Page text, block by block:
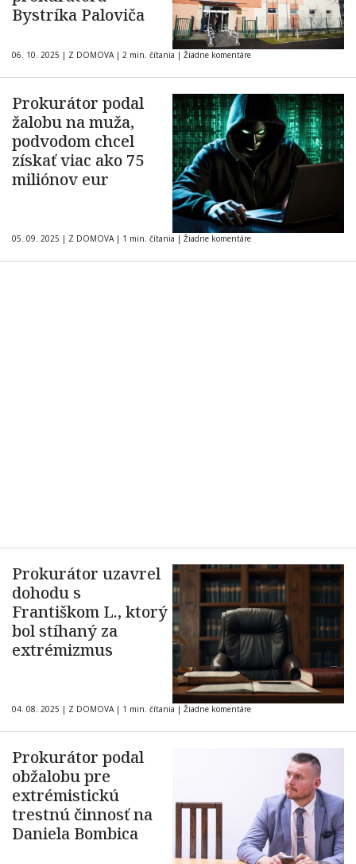
Bystríka Paloviča
06. 10. 2025 | Z DOMOVA | 2 min. čítania | Žiadne komentáre
Prokurátor podal
žalobu na muža,
podvodom chcel
získať viac ako 75
miliónov eur
05. 09. 2025 | Z DOMOVA | 1 min. čítania | Žiadne komentáre
Prokurátor uzavrel
dohodu s
Františkom L., ktorý
bol stíhaný za
extrémizmus
04. 08. 2025 | Z DOMOVA | 1 min. čítania | Žiadne komentáre
Prokurátor podal
obžalobu pre
extrémistickú
trestnú činnosť na
Daniela Bombica